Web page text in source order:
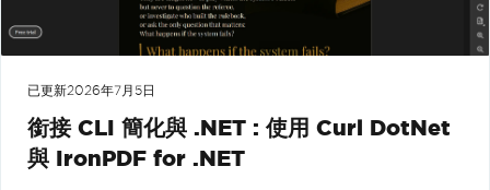
已更新2026年7月5日
銜接 CLI 簡化與 .NET : 使用 Curl DotNet
與 IronPDF for .NET